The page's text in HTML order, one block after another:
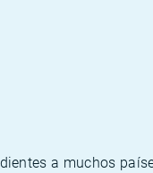
a muchos